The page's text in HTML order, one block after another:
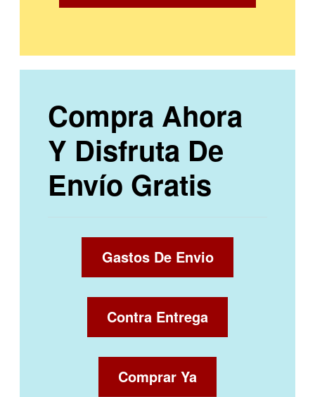
Compra Ahora
Y Disfruta De
Envío Gratis
Gastos De Envio
Contra Entrega
Comprar Ya